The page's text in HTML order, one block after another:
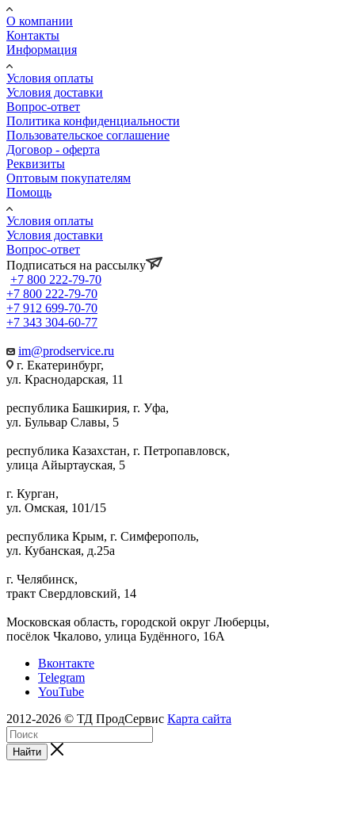
О компании
Контакты
Информация
Условия оплаты
Условия доставки
Вопрос-ответ
Политика конфиденциальности
Пользовательское соглашение
Договор - оферта
Реквизиты
Оптовым покупателям
Помощь
Условия оплаты
Условия доставки
Вопрос-ответ
Подписаться на рассылку
+7 800 222-79-70
+7 800 222-79-70
+7 912 699-70-70
+7 343 304-60-77
im@prodservice.ru
г. Екатеринбург,
ул. Краснодарская, 11
республика Башкирия, г. Уфа,
ул. Бульвар Славы, 5
республика Казахстан, г. Петропавловск,
улица Айыртауская, 5
г. Курган,
ул. Омская, 101/15
республика Крым, г. Симферополь,
ул. Кубанская, д.25а
г. Челябинск,
тракт Свердловский, 14
Московская область, городской округ Люберцы,
посёлок Чкалово, улица Будённого, 16А
Вконтакте
Telegram
YouTube
2012-2026 © ТД ПродСервис Карта сайта
Найти